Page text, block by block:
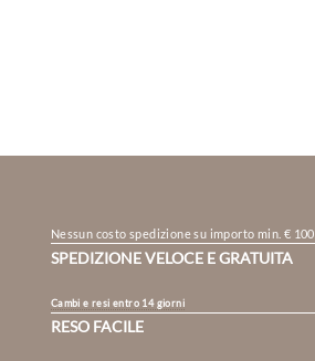
Nessun costo spedizione su importo min. € 100
SPEDIZIONE VELOCE E GRATUITA
Cambi e resi entro 14 giorni
RESO FACILE